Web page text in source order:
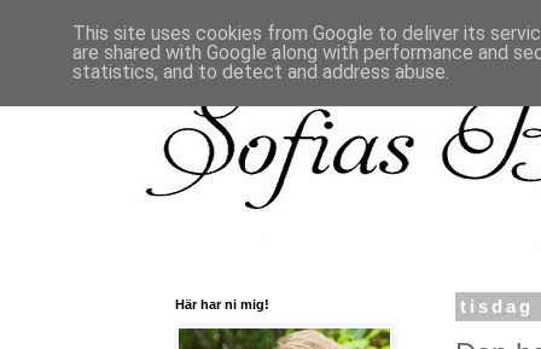
tisdag
Här har ni mig!
This site uses cookies from Google to deliver its
are shared with Google along with performance and
statistics, and to detect and address abuse.